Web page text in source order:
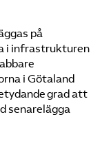
på
i infrastrukturen
i Götaland
grad att
senarelägga